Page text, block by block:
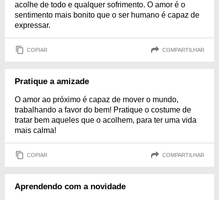
acolhe de todo e qualquer sofrimento. O amor é o
sentimento mais bonito que o ser humano é capaz de
expressar.
COPIAR COMPARTILHAR
Pratique a amizade
O amor ao próximo é capaz de mover o mundo,
trabalhando a favor do bem! Pratique o costume de
tratar bem aqueles que o acolhem, para ter uma vida
mais calma!
COPIAR COMPARTILHAR
Aprendendo com a novidade